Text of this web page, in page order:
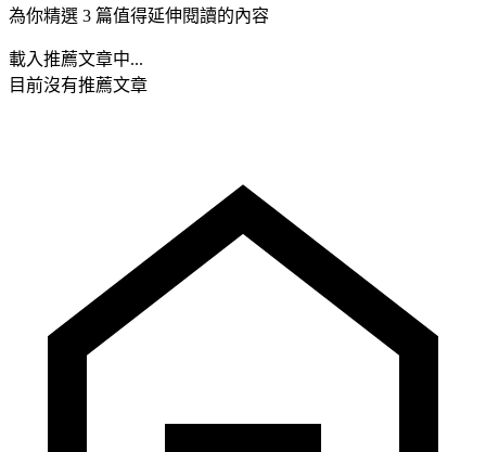
為你精選 3 篇值得延伸閱讀的內容
載入推薦文章中...
目前沒有推薦文章